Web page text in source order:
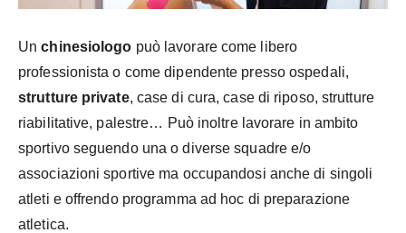
Unchinesiologo può lavorare come libero
professionista o come dipendente presso ospedali,
strutture private, case di cura, case di riposo, strutture
riabilitative, palestre… Può inoltre lavorare in ambito
sportivo seguendo una o diverse squadre e/o
associazioni sportive ma occupandosi anche di singoli
atleti e offrendo programma ad hoc di preparazione
atletica.